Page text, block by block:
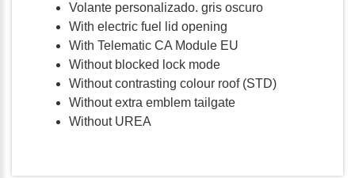
Volante personalizado. gris oscuro
With electric fuel lid opening
With Telematic CA Module EU
Without blocked lock mode
Without contrasting colour roof (STD)
Without extra emblem tailgate
Without UREA